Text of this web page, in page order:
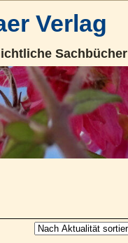
Verlag
Sachbücher